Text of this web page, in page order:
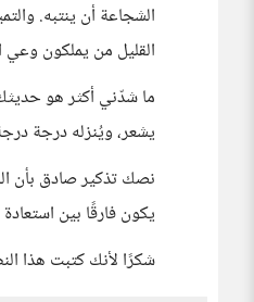
الشجاعة أن ينتبه.
القليل من يملكون وعي
ما شدّني أكثر هو
يشعر، ويُنزله درجة
نصك تذكير صادق بأن
يكون فارقًا بين استعادة
شكرًا لأنك كتبت هذا